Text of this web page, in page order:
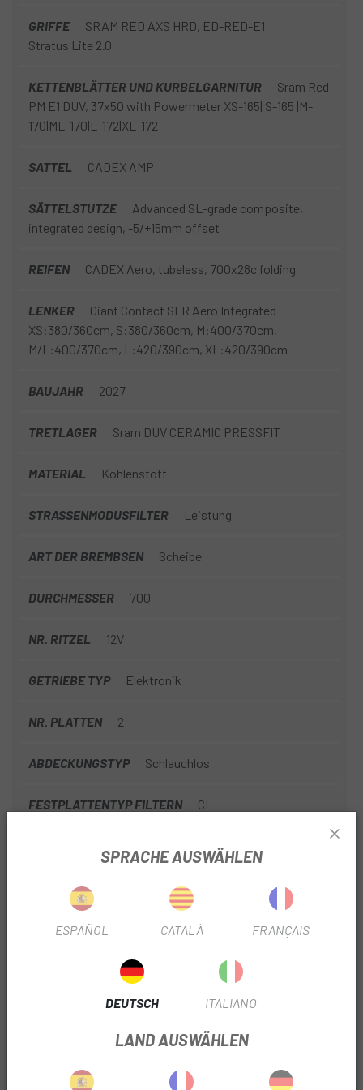
GRIFFE
SRAM RED AXS HRD, ED-RED-E1
Stratus Lite 2.0
KETTENBLÄTTER UND KURBELGARNITUR
Sram Red
PM E1 DUV, 37x50 with Powermeter XS-165| S-165 |M-
170|ML-170|L-172|XL-172
SATTEL CADEX AMP
SÄTTELSTUTZE
Advanced SL-grade composite,
integrated design, -5/+15mm offset
REIFEN CADEX Aero, tubeless, 700x28c folding
LENKER
Giant Contact SLR Aero Integrated
XS:380/360cm, S:380/360cm, M:400/370cm,
M/L:400/370cm, L:420/390cm, XL:420/390cm
BAUJAHR 2027
TRETLAGER Sram DUV CERAMIC PRESSFIT
MATERIAL Kohlenstoff
STRASSENMODUSFILTER Leistung
ART DER BREMBSEN Scheibe
DURCHMESSER 700
NR. RITZEL 12V
GETRIEBE TYP Elektronik
NR. PLATTEN 2
ABDECKUNGSTYP Schlauchlos
FESTPLATTENTYP FILTERN CL
FELGENPROFILFILTER 50mm
DURCHMESSER DER SCHEIBE
SPRACHE AUSWÄHLEN
ESPAÑOL CATALÀ FRANÇAIS
DEUTSCH ITALIANO
LAND AUSWÄHLEN